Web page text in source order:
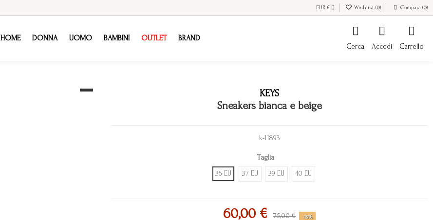
EUR € Wishlist (0) Compara (0)
HOME DONNA UOMO BAMBINI OUTLET BRAND
Cerca Accedi Carrello
Sneakers bianca e beige
KEYS
k-11893
Taglia
36 EU
37 EU 39 EU 40 EU
60,00 € 75,00 € -19%